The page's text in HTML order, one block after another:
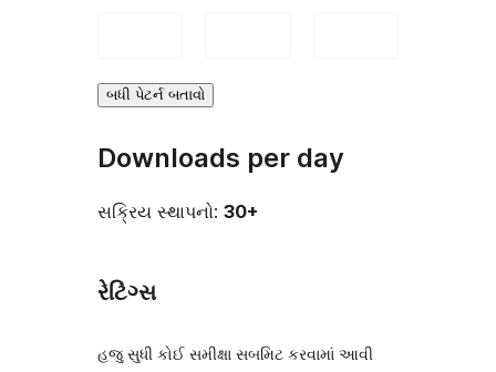
બધી પેટર્ન બતાવો
Downloads per day
સક્રિય સ્થાપનો: 30+
રેટિંગ્સ
હજુ સુધી કોઈ સમીક્ષા સબમિટ કરવામાં આવી